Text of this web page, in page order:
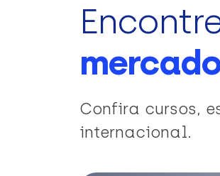
Confira cursos,
internacional.